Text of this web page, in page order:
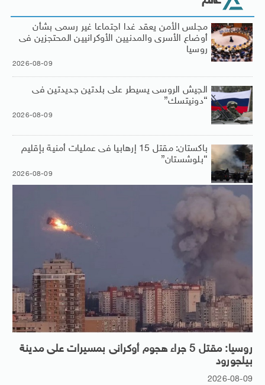
مجلس الأمن يعقد غدا اجتماعا غير رسمى بشأن
أوضاع الأسرى والمدنيين الأوكرانيين المحتجزين فى
روسيا
2026-08-09
الجيش الروسى يسيطر على بلدتين جديدتين فى
“دونيتسك”
2026-08-09
باكستان: مقتل 15 إرهابيا فى عمليات أمنية بإقليم
“بلوشستان”
2026-08-09
روسيا: مقتل 5 جراء هجوم أوكرانى بمسيرات على مدينة
بيلجورود
2026-08-09